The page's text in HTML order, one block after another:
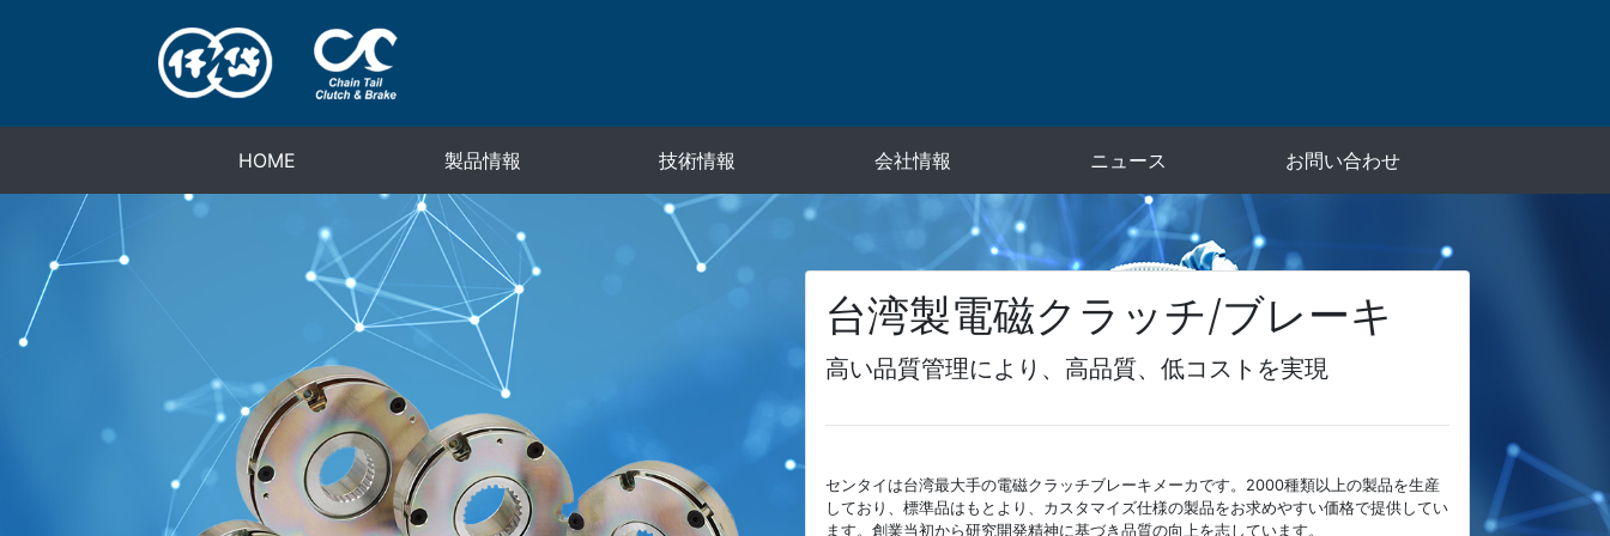
HOME 製品情報 技術情報 会社情報 ニュース お問い合わせ
台湾製電磁クラッチ/ブレーキ
高い品質管理により、高品質、低コストを実現
センタイは台湾最大手の電磁クラッチブレーキメーカです。2000種類以上の製品を生産
しており、標準品はもとより、カスタマイズ仕様の製品をお求めやすい価格で提供してい
ます。創業当初から研究開発精神に基づき品質の向上を志しています。